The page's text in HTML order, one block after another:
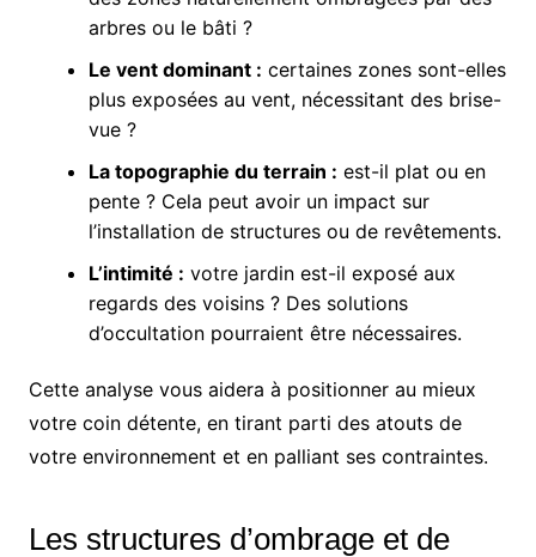
arbres ou le bâti ?
Le vent dominant : certaines zones sont-elles
plus exposées au vent, nécessitant des brise-
vue ?
La topographie du terrain : est-il plat ou en
pente ? Cela peut avoir un impact sur
l’installation de structures ou de revêtements.
L’intimité : votre jardin est-il exposé aux
regards des voisins ? Des solutions
d’occultation pourraient être nécessaires.
Cette analyse vous aidera à positionner au mieux
votre coin détente, en tirant parti des atouts de
votre environnement et en palliant ses contraintes.
Les structures d’ombrage et de